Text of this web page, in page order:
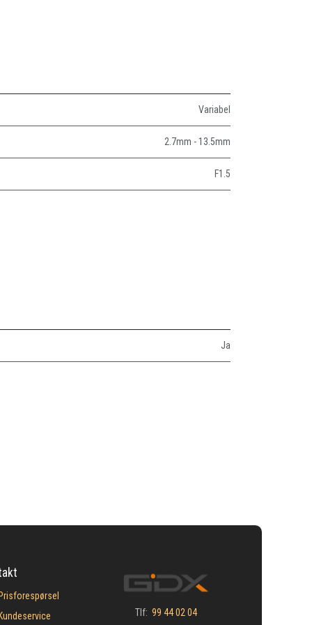
Variabel
2.7mm - 13.5mm
F1.5
Ja
Tlf: 99 44 02 04